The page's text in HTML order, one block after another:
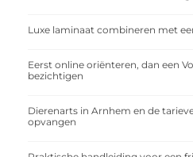
Luxe laminaat combineren met
Eerst online oriënteren, dan een
bezichtigen
Dierenarts in Arnhem en de
opvangen